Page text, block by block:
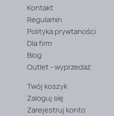
Kontakt
Regulamin
Polityka prywtaności
Dla firm
Blog
Outlet - wyprzedaż
Twój koszyk
Zaloguj się
Zarejestruj konto